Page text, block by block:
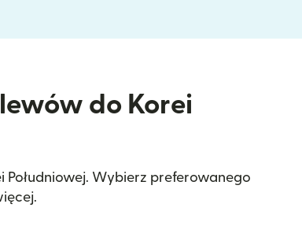
do Korei
Południowej. Wybierz preferowanego